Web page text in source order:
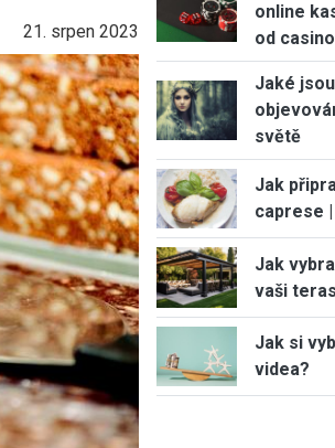
21. srpen 2023
online
od
Jaké
světě
Jak
caprese
Jak
vaši
Jak si
videa?